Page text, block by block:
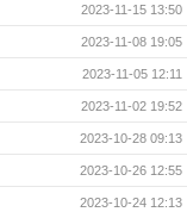
2023-11-15 13:50
2023-11-08 19:05
2023-11-05 12:11
2023-11-02 19:52
2023-10-28 09:13
2023-10-26 12:55
2023-10-24 12:13